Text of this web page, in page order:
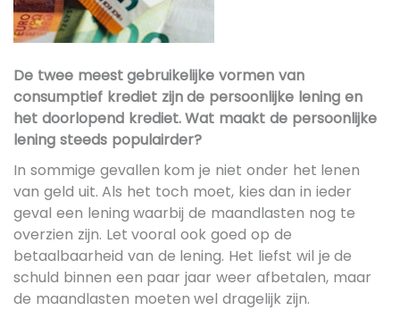
De twee meest gebruikelijke vormen van
consumptief krediet zijn de persoonlijke lening en
het doorlopend krediet. Wat maakt de persoonlijke
lening steeds populairder?
In sommige gevallen kom je niet onder het lenen
van geld uit. Als het toch moet, kies dan in ieder
geval een lening waarbij de maandlasten nog te
overzien zijn. Let vooral ook goed op de
betaalbaarheid van de lening. Het liefst wil je de
schuld binnen een paar jaar weer afbetalen, maar
de maandlasten moeten wel dragelijk zijn.